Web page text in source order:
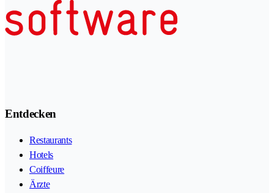
Entdecken
Restaurants
Hotels
Coiffeure
Ärzte